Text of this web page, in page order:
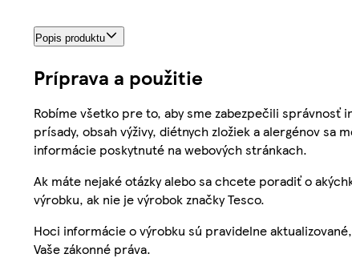
Popis produktu
Príprava a použitie
Robíme všetko pre to, aby sme zabezpečili
prísady, obsah výživy, diétnych zložiek a alergénov
informácie poskytnuté na webových stránkach.
Ak máte nejaké otázky alebo sa chcete poradiť o
výrobku, ak nie je výrobok značky Tesco.
Hoci informácie o výrobku sú pravidelne
Vaše zákonné práva.